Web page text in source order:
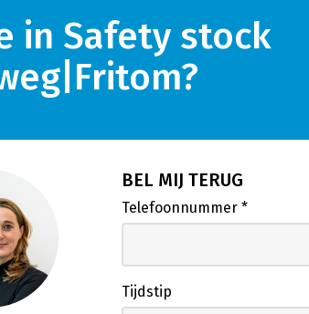
in Safety stock
BEL MIJ TERUG
Telefoonnummer*
Tijdstip